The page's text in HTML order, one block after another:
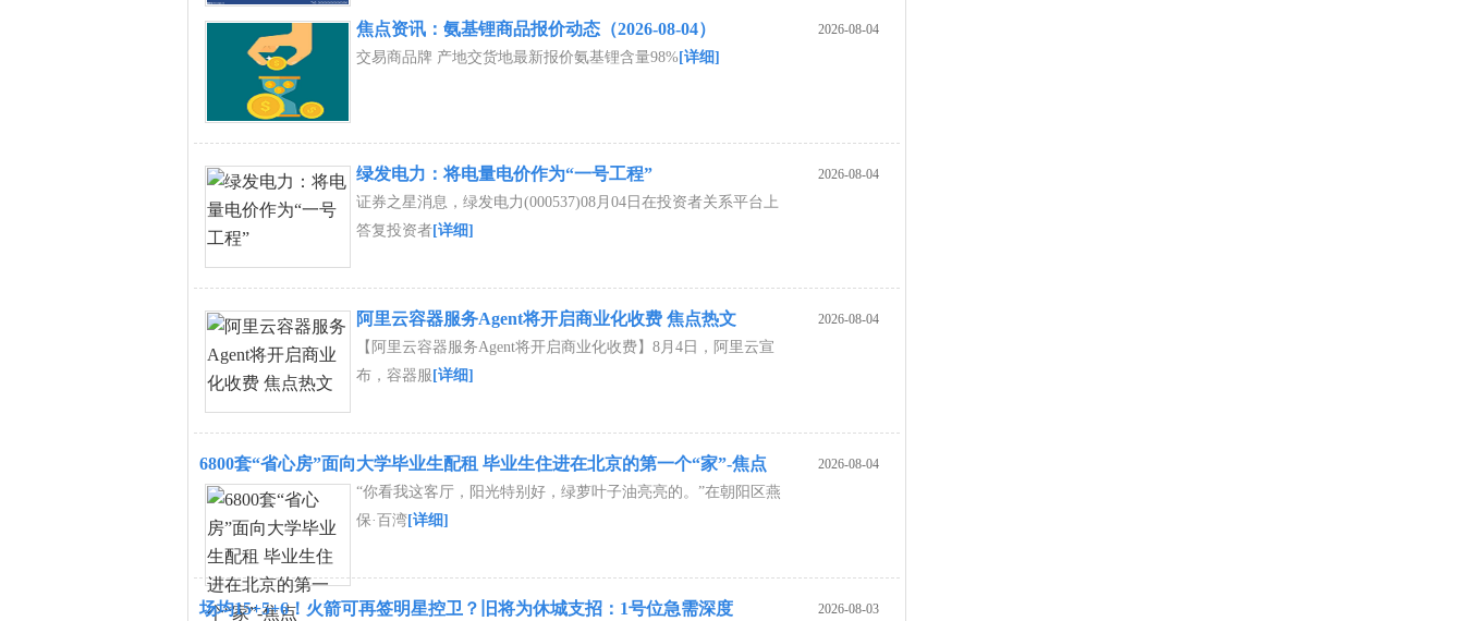
2026-08-04
焦点资讯：氨基锂商品报价动态（2026-08-04）
交易商品牌 产地交货地最新报价氨基锂含量98% [详细]
2026-08-04
绿发电力：将电量电价作为“一号工程”
证券之星消息，绿发电力(000537)08月04日在投资者关系平台上
答复投资者[详细]
2026-08-04
阿里云容器服务Agent将开启商业化收费 焦点热文
【阿里云容器服务Agent将开启商业化收费】8月4日，阿里云宣
布，容器服 [详细]
2026-08-04
6800套“省心房”面向大学毕业生配租 毕业生住进在北京的第一个“家”-焦点
“你看我这客厅，阳光特别好，绿萝叶子油亮亮的。”在朝阳区燕
保·百湾[详细]
2026-08-03
场均15+5+6！火箭可再签明星控卫？旧将为休城支招：1号位急需深度